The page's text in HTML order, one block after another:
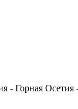
- Горная